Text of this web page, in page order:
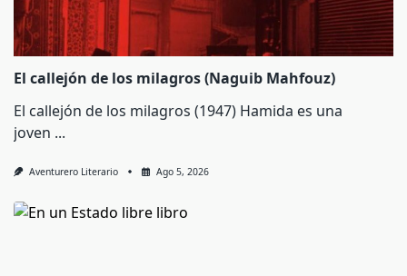
El callejón de los milagros (Naguib Mahfouz)
El callejón de los milagros (1947) Hamida es una
joven ...
Aventurero Literario Ago 5, 2026